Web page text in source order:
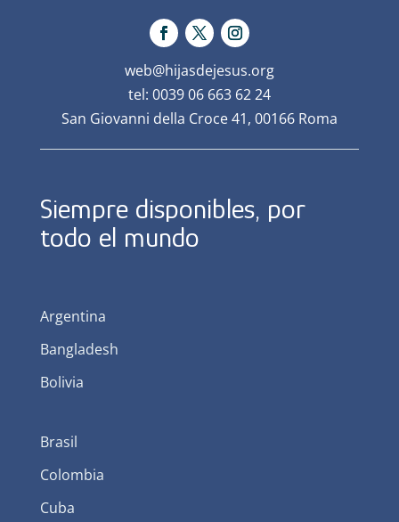
web@hijasdejesus.org
tel: 0039 06 663 62 24
San Giovanni della Croce 41, 00166 Roma
Siempre disponibles, por
todo el mundo
Argentina
Bangladesh
Bolivia
Brasil
Colombia
Cuba